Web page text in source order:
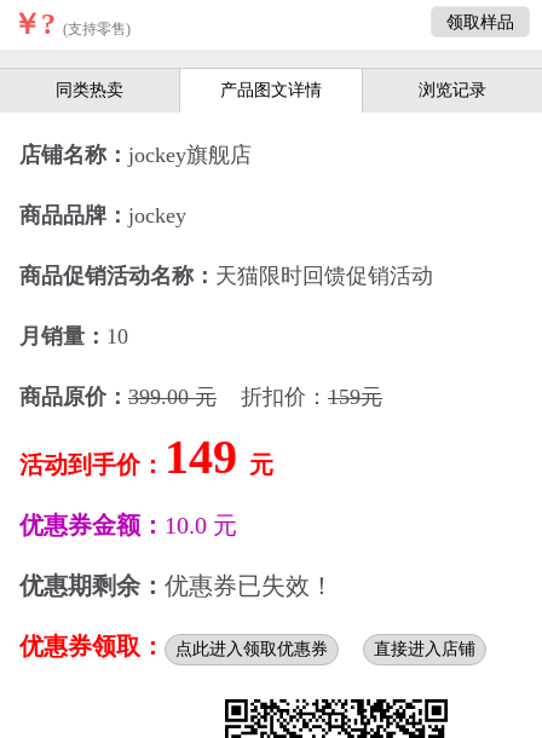
￥? (支持零售) 领取样品
同类热卖 产品图文详情 浏览记录
店铺名称： jockey旗舰店
商品品牌： jockey
商品促销活动名称： 天猫限时回馈促销活动
月销量： 10
商品原价： 399.00 元 折扣价： 159元
活动到手价： 149 元
优惠券金额： 10.0 元
优惠期剩余： 优惠券已失效！
优惠券领取： 点此进入领取优惠券 直接进入店铺